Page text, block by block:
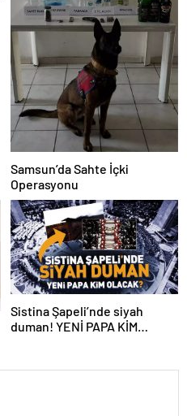
Samsun’da Sahte İçki
Operasyonu
Sistina Şapeli’nde siyah
duman! YENİ PAPA KİM